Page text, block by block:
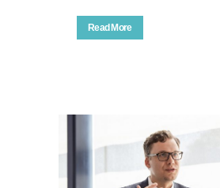
Read More